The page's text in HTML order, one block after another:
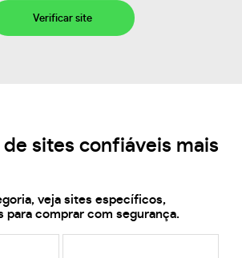
Verificar site
sites confiáveis mais
veja sites específicos,
para comprar com segurança.